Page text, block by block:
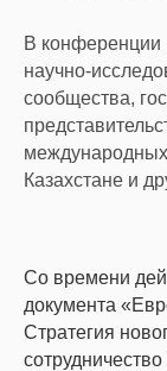
В конференции
научно-
сообщества,
Казахстане и
Со времени
документа
Стратегия